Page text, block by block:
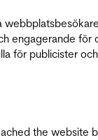
engagerande för
för publicister och
the website